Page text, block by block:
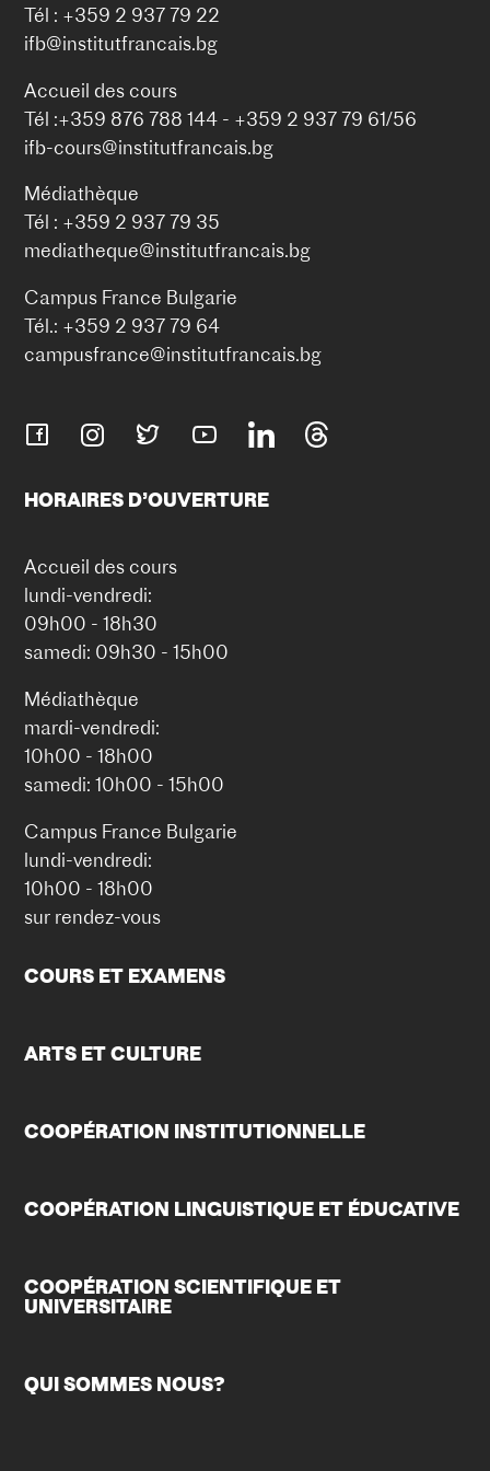
Tél : +359 2 937 79 22
ifb@institutfrancais.bg
Accueil des cours
Tél :+359 876 788 144 - +359 2 937 79 61/56
ifb-cours@institutfrancais.bg
Médiathèque
Tél : +359 2 937 79 35
mediatheque@institutfrancais.bg
Campus France Bulgarie
Tél.: +359 2 937 79 64
campusfrance@institutfrancais.bg
HORAIRES D’OUVERTURE
Accueil des cours
lundi-vendredi:
09h00 - 18h30
samedi: 09h30 - 15h00
Médiathèque
mardi-vendredi:
10h00 - 18h00
samedi: 10h00 - 15h00
Campus France Bulgarie
lundi-vendredi:
10h00 - 18h00
sur rendez-vous
COURS ET EXAMENS
ARTS ET CULTURE
COOPÉRATION INSTITUTIONNELLE
COOPÉRATION LINGUISTIQUE ET ÉDUCATIVE
COOPÉRATION SCIENTIFIQUE ET
UNIVERSITAIRE
QUI SOMMES NOUS?